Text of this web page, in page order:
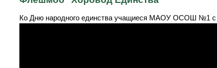
Ко Дню народного единства учащиеся МАОУ ОСОШ №1 с